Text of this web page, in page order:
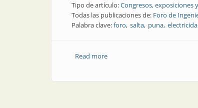
Tipo de artículo:Congresos, exposiciones
Todas las publicaciones de: Foro de
Palabra clave:foro salta puna
Read moreabout Esta semana: toda la